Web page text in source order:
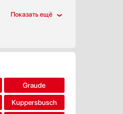
Graude
Kuppersbusch